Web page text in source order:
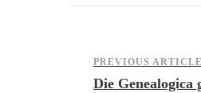
Post
PREVIOUS ARTICLE
Die Genealogica